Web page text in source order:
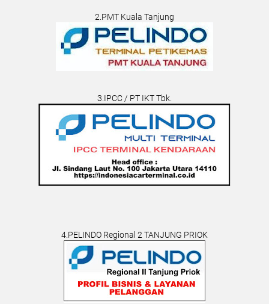
2.PMT Kuala Tanjung
3.IPCC / PT IKT Tbk.
4.PELINDO Regional 2 TANJUNG PRIOK